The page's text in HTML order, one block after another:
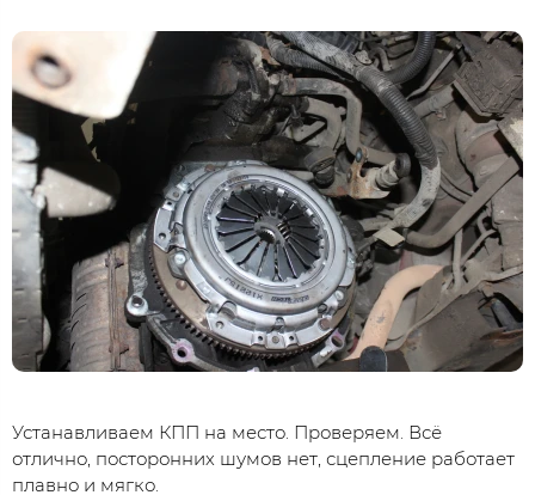
Устанавливаем КПП на место. Проверяем. Всё
отлично, посторонних шумов нет, сцепление работает
плавно и мягко.